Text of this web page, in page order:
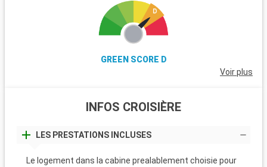
GREEN SCORE D
Voir plus
INFOS CROISIÈRE
LES PRESTATIONS INCLUSES
Le logement dans la cabine prealablement choisie pour